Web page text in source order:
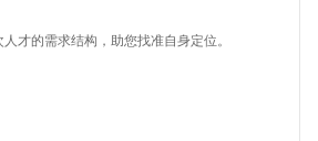
才的需求结构，助您找准自身定位。